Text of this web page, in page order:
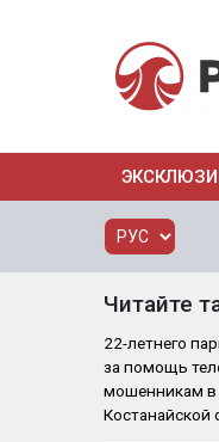
Читайте
22-летнего
за помощь
мошенникам в
Костанайской